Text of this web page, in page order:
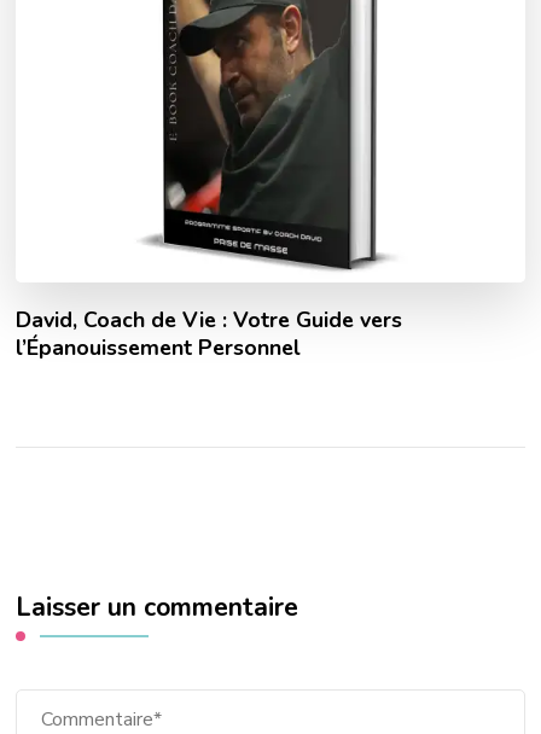
David, Coach de Vie : Votre Guide vers
l’Épanouissement Personnel
Laisser un commentaire